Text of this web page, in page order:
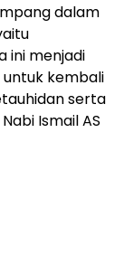
dalam
ini menjadi
kembali
serta
Ismail AS